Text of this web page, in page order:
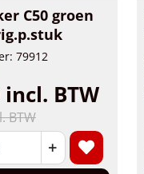
C50 groen
79912
BTW
BTW
+